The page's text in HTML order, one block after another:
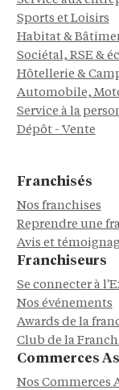
Sports et Loisirs
Habitat &
Sociétal, RSE &
Hôtellerie &
Automobile,
Service à la
Dépôt - Vente
Franchisés
Nos franchises
Reprendre une
Avis et
Franchiseurs
Se connecter à
Nos événements
Awards de la
Club de la
Commerces
Nos Commerces